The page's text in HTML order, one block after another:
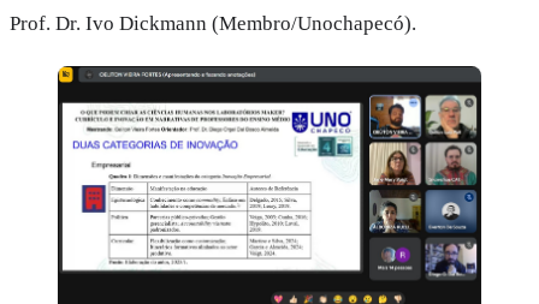
Prof. Dr. Ivo Dickmann (Membro/Unochapecó).